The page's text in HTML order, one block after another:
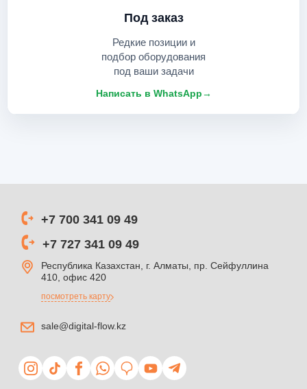
Под заказ
Редкие позиции и
подбор оборудования
под ваши задачи
Написать в WhatsApp→
+7 700 341 09 49
+7 727 341 09 49
Республика Казахстан, г. Алматы, пр. Сейфуллина
410, офис 420
посмотреть карту
sale@digital-flow.kz